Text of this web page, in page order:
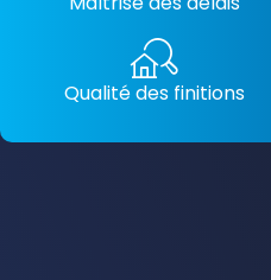
Qualité des finitions